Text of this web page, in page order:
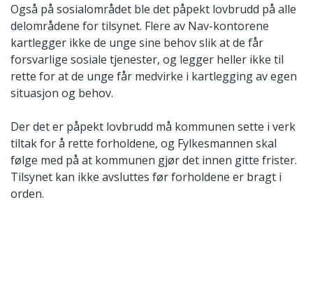
Også på sosialområdet ble det påpekt lovbrudd på alle
delområdene for tilsynet. Flere av Nav-kontorene
kartlegger ikke de unge sine behov slik at de får
forsvarlige sosiale tjenester, og legger heller ikke til
rette for at de unge får medvirke i kartlegging av egen
situasjon og behov.
Der det er påpekt lovbrudd må kommunen sette i verk
tiltak for å rette forholdene, og Fylkesmannen skal
følge med på at kommunen gjør det innen gitte frister.
Tilsynet kan ikke avsluttes før forholdene er bragt i
orden.